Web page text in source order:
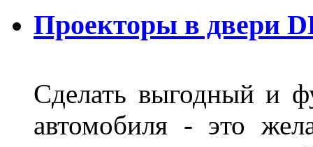
Проекторы в двери
Сделать выгодный и
автомобиля - это